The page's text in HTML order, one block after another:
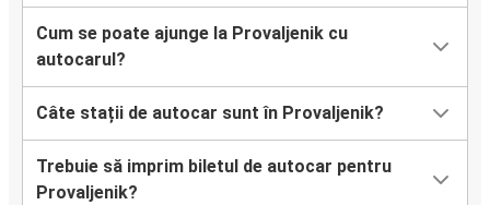
Cum se poate ajunge la Provaljenik cu
autocarul?
Câte stații de autocar sunt în Provaljenik?
Trebuie să imprim biletul de autocar pentru
Provaljenik?